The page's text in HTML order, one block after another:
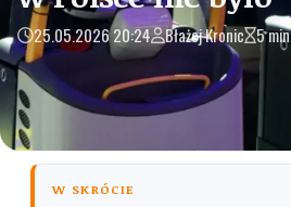
25.05.2026 20:24 Błażej Kronic 5 min
W SKRÓCIE